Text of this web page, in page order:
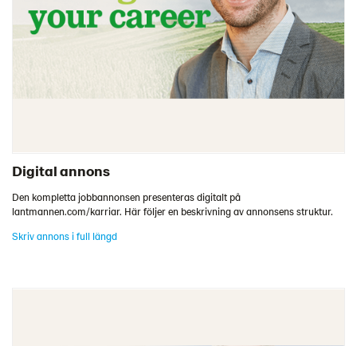
Digital annons
Den kompletta jobbannonsen presenteras digitalt på
lantmannen.com/karriar. Här följer en beskrivning av annonsens struktur.
Skriv annons i full längd